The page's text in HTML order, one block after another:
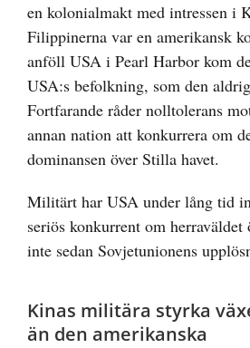
en kolonialmakt med intressen i
Filippinerna var en amerikansk
anföll USA i Pearl Harbor kom
USA:s befolkning, som den
Fortfarande råder nolltolerans
annan nation att konkurrera om
dominansen över Stilla havet.
Militärt har USA under lång tid
seriös konkurrent om herraväldet
inte sedan Sovjetunionens
Kinas militära styrka
än den amerikanska